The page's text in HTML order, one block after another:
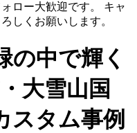
ロー大歓迎です。 キャ
しくお願いします。
の中で輝く
大雪山国
スタム事例